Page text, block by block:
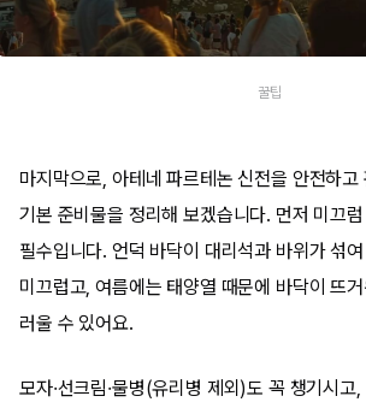
꿀팁
마지막으로, 아테네 파르테논 신전을 안전하
기본 준비물을 정리해 보겠습니다. 먼저 미끄
필수입니다. 언덕 바닥이 대리석과 바위가 섞
미끄럽고, 여름에는 태양열 때문에 바닥이 뜨
러울 수 있어요.
모자·선크림·물병(유리병 제외)도 꼭 챙기시고